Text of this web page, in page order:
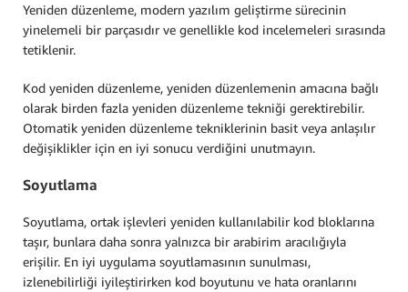
Yeniden düzenleme, modern yazılım geliştirme sürecinin
yinelemeli bir parçasıdır ve genellikle kod incelemeleri sırasında
tetiklenir.
Kod yeniden düzenleme, yeniden düzenlemenin amacına bağlı
olarak birden fazla yeniden düzenleme tekniği gerektirebilir.
Otomatik yeniden düzenleme tekniklerinin basit veya anlaşılır
değişiklikler için en iyi sonucu verdiğini unutmayın.
Soyutlama
Soyutlama, ortak işlevleri yeniden kullanılabilir kod bloklarına
taşır, bunlara daha sonra yalnızca bir arabirim aracılığıyla
erişilir. En iyi uygulama soyutlamasının sunulması,
izlenebilirliği iyileştirirken kod boyutunu ve hata oranlarını